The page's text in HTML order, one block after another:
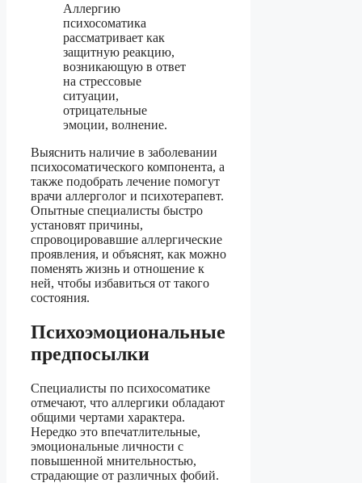
Аллергию
психосоматика
рассматривает как
защитную реакцию,
возникающую в ответ
на стрессовые
ситуации,
отрицательные
эмоции, волнение.
Выяснить наличие в заболевании
психосоматического компонента, а
также подобрать лечение помогут
врачи аллерголог и психотерапевт.
Опытные специалисты быстро
установят причины,
спровоцировавшие аллергические
проявления, и объяснят, как можно
поменять жизнь и отношение к
ней, чтобы избавиться от такого
состояния.
Психоэмоциональные
предпосылки
Специалисты по психосоматике
отмечают, что аллергики обладают
общими чертами характера.
Нередко это впечатлительные,
эмоциональные личности с
повышенной мнительностью,
страдающие от различных фобий.